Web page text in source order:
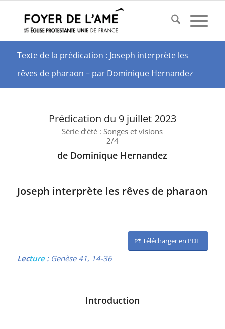
Texte de la prédication : Joseph interprète les
rêves de pharaon – par Dominique Hernandez
Prédication du 9 juillet 2023
Série d’été : Songes et visions
2/4
de Dominique Hernandez
Joseph interprète les rêves de pharaon
Télécharger en PDF
Lecture: Genèse 41, 14-36
Introduction